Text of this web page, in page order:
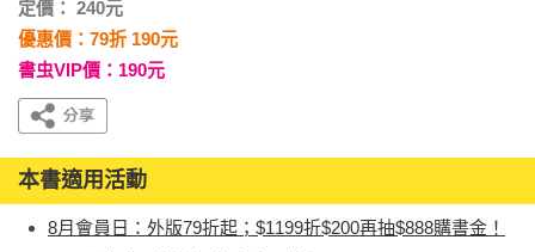
定價： 240元
優惠價：79折 190元
書虫VIP價：190元
本書適用活動
8月會員日：外版79折起；$1199折$200再抽$888購書金！